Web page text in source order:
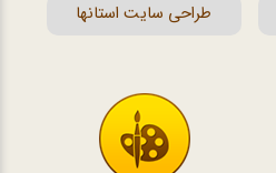
طراحی سایت استانها